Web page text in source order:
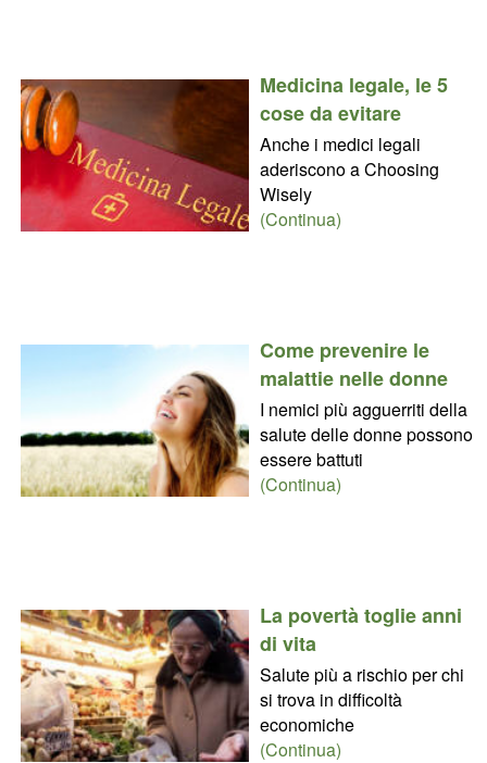
Medicina legale, le 5
cose da evitare
Anche i medici legali
aderiscono a Choosing
Wisely
(Continua)
Come prevenire le
malattie nelle donne
I nemici più agguerriti della
salute delle donne possono
essere battuti
(Continua)
La povertà toglie anni
di vita
Salute più a rischio per chi
si trova in difficoltà
economiche
(Continua)